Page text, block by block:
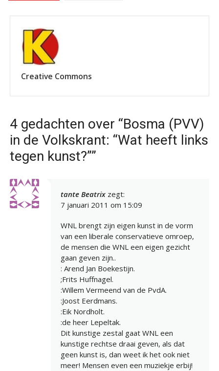
Creative Commons
4 gedachten over “Bosma (PVV)
in de Volkskrant: “Wat heeft links
tegen kunst?””
tante Beatrix zegt:
7 januari 2011 om 15:09
WNL brengt zijn eigen kunst in de vorm
van een liberale conservatieve omroep,
de mensen die WNL een eigen gezicht
gaan geven zijn..
: Arend Jan Boekestijn.
;Frits Huffnagel.
:Willem Vermeend van de PvdA.
:Joost Eerdmans.
:Eik Nordholt.
:de heer Lepeltak.
Dit kunstige zestal gaat WNL een
kunstige rechtse draai geven, als dat
geen kunst is, dan weet ik het ook niet
meer! Mensen even een muziekje erbij!